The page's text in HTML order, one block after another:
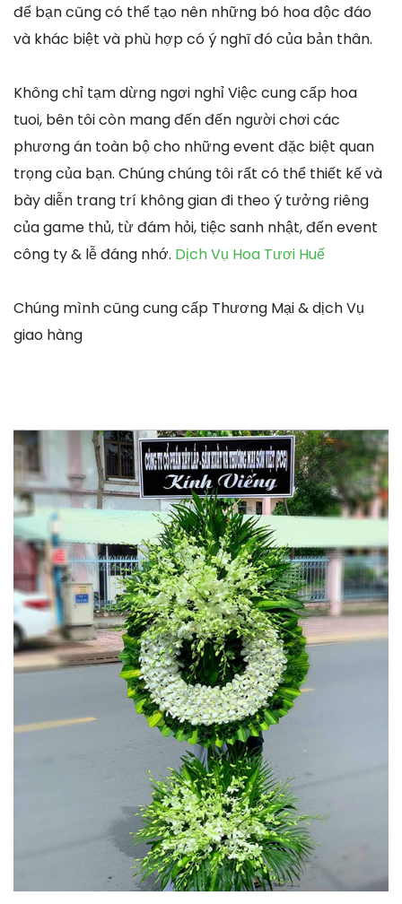
để bạn cũng có thể tạo nên những bó hoa độc đáo
và khác biệt và phù hợp có ý nghĩ đó của bản thân.
Không chỉ tạm dừng ngơi nghỉ Việc cung cấp hoa
tuoi, bên tôi còn mang đến đến người chơi các
phương án toàn bộ cho những event đặc biệt quan
trọng của bạn. Chúng chúng tôi rất có thể thiết kế và
bày diễn trang trí không gian đi theo ý tưởng riêng
của game thủ, từ đám hỏi, tiệc sanh nhật, đến event
công ty & lễ đáng nhớ. Dịch Vụ Hoa Tươi Huế
Chúng mình cũng cung cấp Thương Mại & dịch Vụ
giao hàng